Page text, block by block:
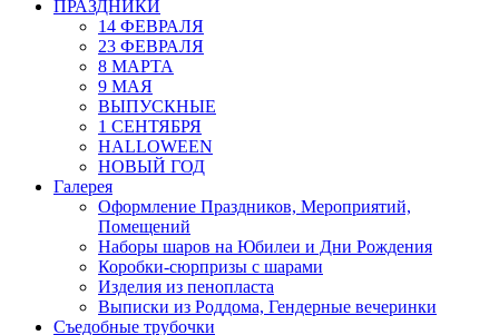
ПРАЗДНИКИ
14 ФЕВРАЛЯ
23 ФЕВРАЛЯ
8 МАРТА
9 МАЯ
ВЫПУСКНЫЕ
1 СЕНТЯБРЯ
HALLOWEEN
НОВЫЙ ГОД
Галерея
Оформление Праздников, Мероприятий,
Помещений
Наборы шаров на Юбилеи и Дни Рождения
Коробки-сюрпризы с шарами
Изделия из пенопласта
Выписки из Роддома, Гендерные вечеринки
Съедобные трубочки